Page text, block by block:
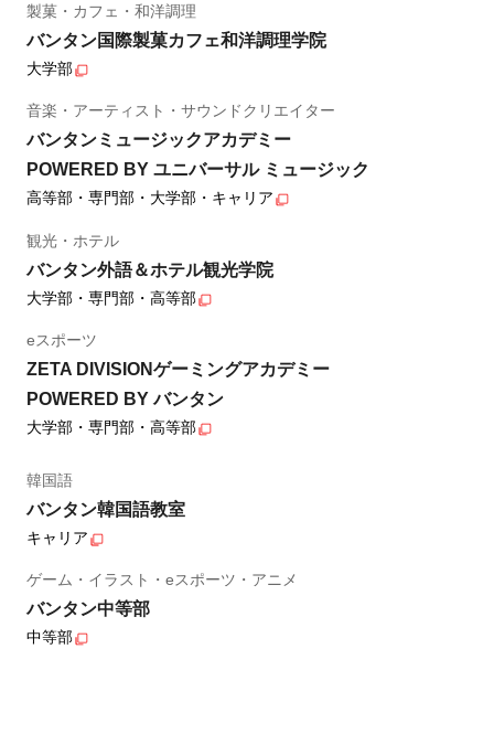
製菓・カフェ・和洋調理
バンタン国際製菓カフェ和洋調理学院
大学部
音楽・アーティスト・サウンドクリエイター
バンタンミュージックアカデミー
POWERED BY ユニバーサル ミュージック
高等部・専門部・大学部・キャリア
観光・ホテル
バンタン外語＆ホテル観光学院
大学部・専門部・高等部
eスポーツ
ZETA DIVISIONゲーミングアカデミー
POWERED BY バンタン
大学部・専門部・高等部
韓国語
バンタン韓国語教室
キャリア
ゲーム・イラスト・eスポーツ・アニメ
バンタン中等部
中等部